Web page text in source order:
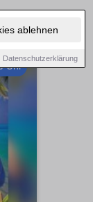
ablehnen
Datenschutzerklärung
Uhr